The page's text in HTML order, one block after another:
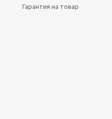
Гарантия на товар